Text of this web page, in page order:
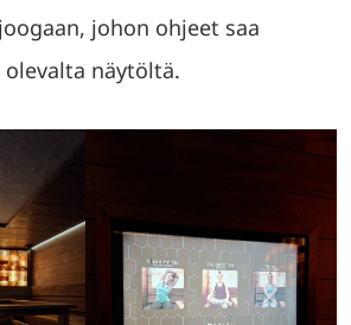
johon ohjeet saa
olevalta näytöltä.